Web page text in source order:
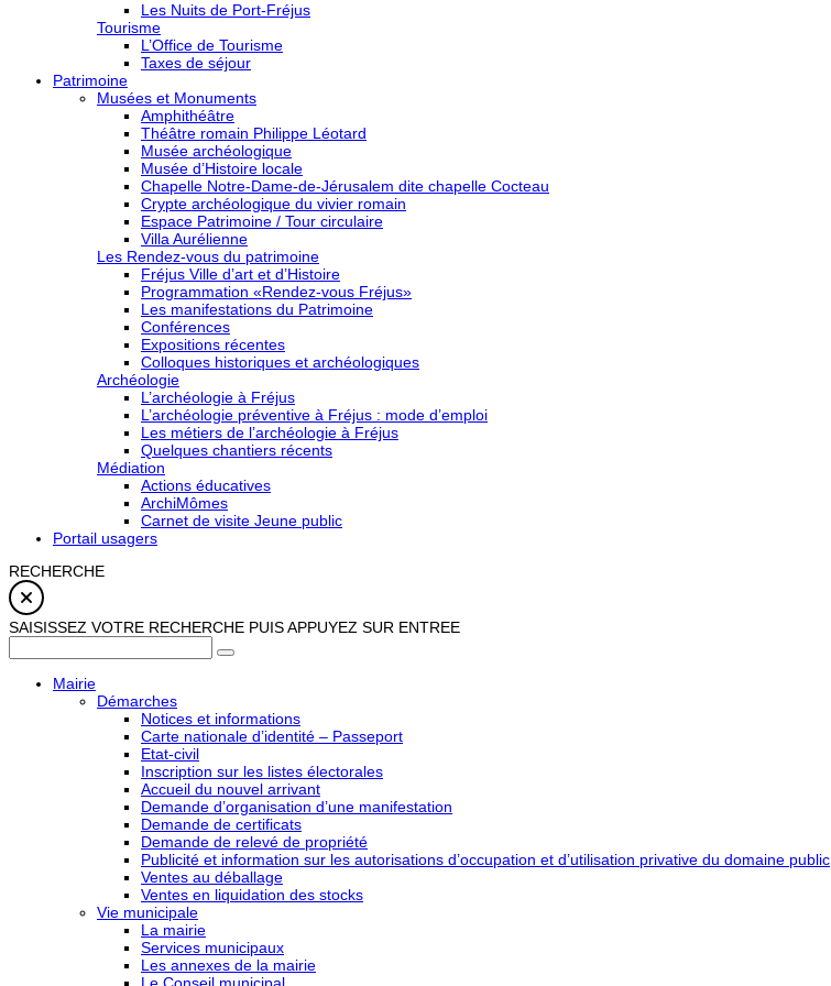
Les Nuits de Port-Fréjus
Tourisme
L’Office de Tourisme
Taxes de séjour
Patrimoine
Musées et Monuments
Amphithéâtre
Théâtre romain Philippe Léotard
Musée archéologique
Musée d’Histoire locale
Chapelle Notre-Dame-de-Jérusalem dite chapelle Cocteau
Crypte archéologique du vivier romain
Espace Patrimoine / Tour circulaire
Villa Aurélienne
Les Rendez-vous du patrimoine
Fréjus Ville d’art et d’Histoire
Programmation «Rendez-vous Fréjus»
Les manifestations du Patrimoine
Conférences
Expositions récentes
Colloques historiques et archéologiques
Archéologie
L’archéologie à Fréjus
L’archéologie préventive à Fréjus : mode d’emploi
Les métiers de l’archéologie à Fréjus
Quelques chantiers récents
Médiation
Actions éducatives
ArchiMômes
Carnet de visite Jeune public
Portail usagers
RECHERCHE
SAISISSEZ VOTRE RECHERCHE PUIS APPUYEZ SUR ENTREE
Mairie
Démarches
Notices et informations
Carte nationale d’identité – Passeport
Etat-civil
Inscription sur les listes électorales
Accueil du nouvel arrivant
Demande d’organisation d’une manifestation
Demande de certificats
Demande de relevé de propriété
Publicité et information sur les autorisations d’occupation et d’utilisation privative du domaine public
Ventes au déballage
Ventes en liquidation des stocks
Vie municipale
La mairie
Services municipaux
Les annexes de la mairie